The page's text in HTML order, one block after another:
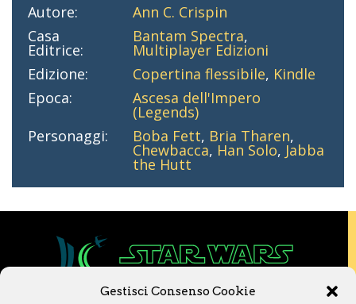
Gestisci Consenso Cookie
Autore:
Ann C. Crispin
Casa
Editrice:
Bantam Spectra,
Multiplayer Edizioni
Edizione:
Copertina flessibile, Kindle
Epoca:
Ascesa dell'Impero
(Legends)
Personaggi:
Boba Fett, Bria Tharen,
Chewbacca, Han Solo, Jabba
the Hutt